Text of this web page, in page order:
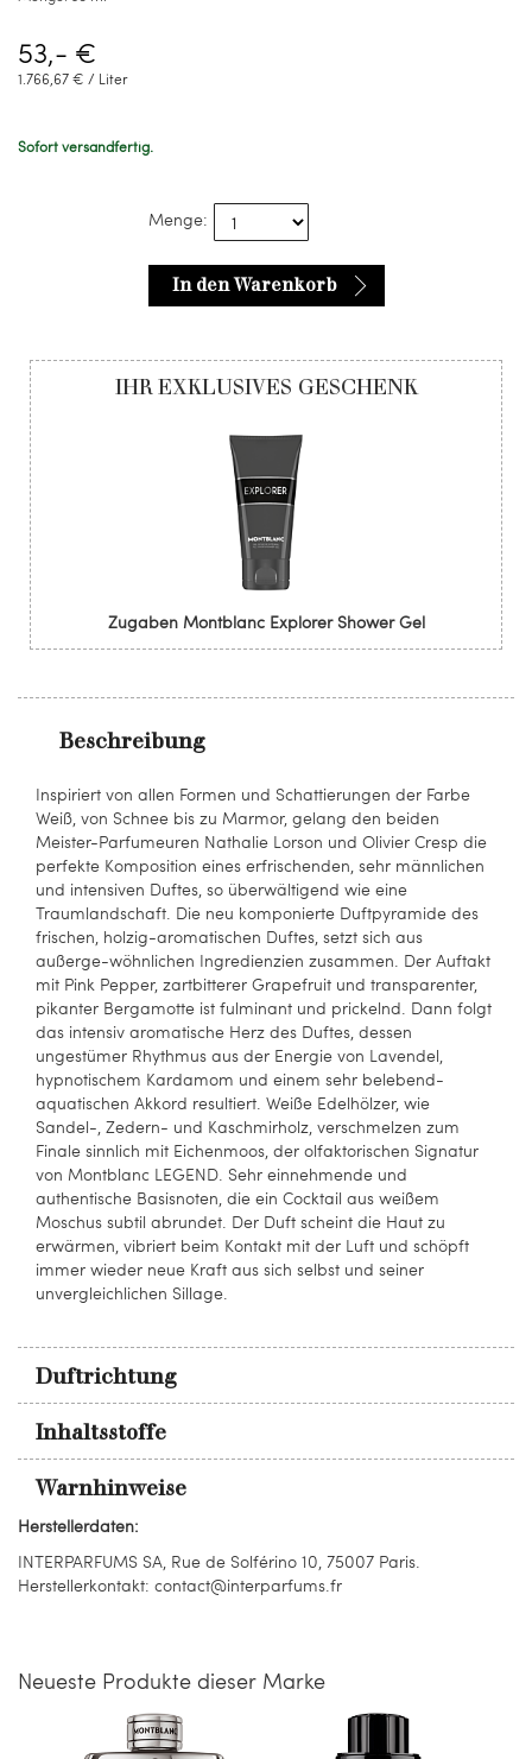
53,- €
1.766,67 € / Liter
Sofort versandfertig.
Menge:
In den Warenkorb
Beschreibung
Inspiriert von allen Formen und Schattierungen der Farbe
Weiß, von Schnee bis zu Marmor, gelang den beiden
Meister-Parfumeuren Nathalie Lorson und Olivier Cresp die
perfekte Komposition eines erfrischenden, sehr männlichen
und intensiven Duftes, so überwältigend wie eine
Traumlandschaft. Die neu komponierte Duftpyramide des
frischen, holzig-aromatischen Duftes, setzt sich aus
außerge-wöhnlichen Ingredienzien zusammen. Der Auftakt
mit Pink Pepper, zartbitterer Grapefruit und transparenter,
pikanter Bergamotte ist fulminant und prickelnd. Dann folgt
das intensiv aromatische Herz des Duftes, dessen
ungestümer Rhythmus aus der Energie von Lavendel,
hypnotischem Kardamom und einem sehr belebend-
aquatischen Akkord resultiert. Weiße Edelhölzer, wie
Sandel-, Zedern- und Kaschmirholz, verschmelzen zum
Finale sinnlich mit Eichenmoos, der olfaktorischen Signatur
von Montblanc LEGEND. Sehr einnehmende und
authentische Basisnoten, die ein Cocktail aus weißem
Moschus subtil abrundet. Der Duft scheint die Haut zu
erwärmen, vibriert beim Kontakt mit der Luft und schöpft
immer wieder neue Kraft aus sich selbst und seiner
unvergleichlichen Sillage.
Duftrichtung
Inhaltsstoffe
Warnhinweise
IHR EXKLUSIVES GESCHENK
Zugaben Montblanc Explorer Shower Gel
Herstellerdaten:
INTERPARFUMS SA, Rue de Solférino 10, 75007 Paris.
Herstellerkontakt: contact@interparfums.fr
Neueste Produkte dieser Marke